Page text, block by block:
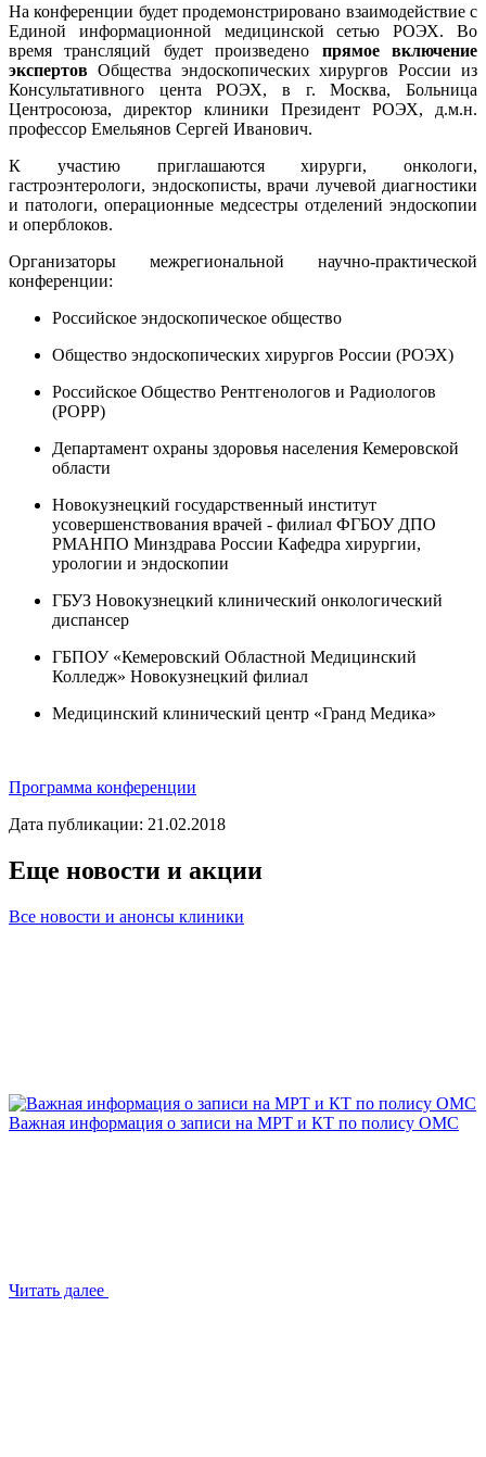
На конференции будет продемонстрировано взаимодействие с
Единой информационной медицинской сетью РОЭХ. Во
время трансляций будет произведено прямое включение
экспертов Общества эндоскопических хирургов России из
Консультативного цента РОЭХ, в г. Москва, Больница
Центросоюза, директор клиники Президент РОЭХ, д.м.н.
профессор Емельянов Сергей Иванович.
К участию приглашаются хирурги, онкологи,
гастроэнтерологи, эндоскописты, врачи лучевой диагностики
и патологи, операционные медсестры отделений эндоскопии
и оперблоков.
Организаторы межрегиональной научно-практической
конференции:
Российское эндоскопическое общество
Общество эндоскопических хирургов России (РОЭХ)
Российское Общество Рентгенологов и Радиологов
(РОРР)
Департамент охраны здоровья населения Кемеровской
области
Новокузнецкий государственный институт
усовершенствования врачей - филиал ФГБОУ ДПО
РМАНПО Минздрава России Кафедра хирургии,
урологии и эндоскопии
ГБУЗ Новокузнецкий клинический онкологический
диспансер
ГБПОУ «Кемеровский Областной Медицинский
Колледж» Новокузнецкий филиал
Медицинский клинический центр «Гранд Медика»
Программа конференции
Дата публикации: 21.02.2018
Еще новости и акции
Все новости и анонсы клиники
Важная информация о записи на МРТ и КТ по полису ОМС
Читать далее